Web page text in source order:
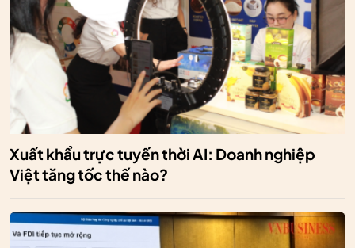
Xuất khẩu trực tuyến thời AI: Doanh nghiệp
Việt tăng tốc thế nào?